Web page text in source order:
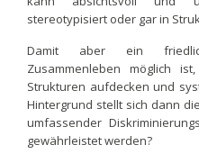
stereotypisiert oder gar in
Damit aber ein
Zusammenleben möglich
Strukturen aufdecken und
Hintergrund stellt sich dann
umfassender
gewährleistet werden?